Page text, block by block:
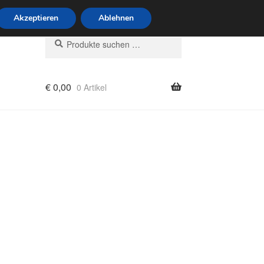
Uhr · 0175 7465658
Suchen
nach:
Suchen
€0,00 0 Artikel
Akzeptieren Ablehnen